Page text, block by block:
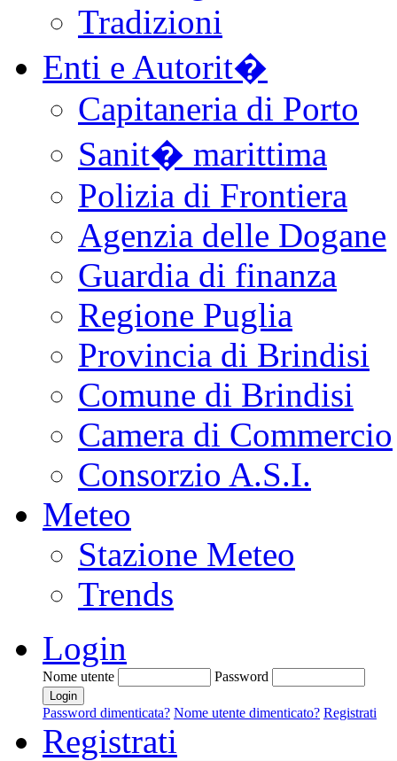
Tradizioni
Enti e Autorit�
Capitaneria di Porto
Sanit� marittima
Polizia di Frontiera
Agenzia delle Dogane
Guardia di finanza
Regione Puglia
Provincia di Brindisi
Comune di Brindisi
Camera di Commercio
Consorzio A.S.I.
Meteo
Stazione Meteo
Trends
Login
Nome utente Password
Password dimenticata? Nome utente dimenticato? Registrati
Registrati